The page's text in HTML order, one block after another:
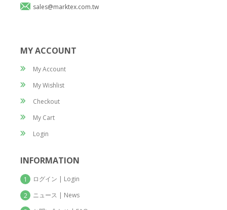
sales@marktex.com.tw
MY ACCOUNT
My Account
My Wishlist
Checkout
My Cart
Login
INFORMATION
1
ログイン | Login
2
ニュース | News